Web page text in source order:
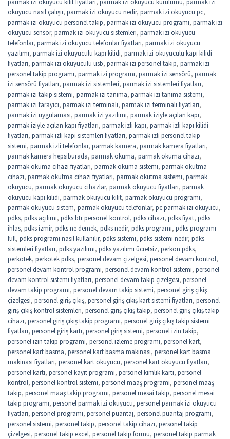
okuyucu nasıl çalışır, parmak izi okuyucu nedir, parmak izi okuyucu pc,
parmak izi okuyucu personel takip, parmak izi okuyucu programı, parmak izi
okuyucu sensör, parmak izi okuyucu sistemleri, parmak izi okuyucu
telefonlar, parmak izi okuyucu telefonlar fiyatları, parmak izi okuyucu
yazılımı, parmak izi okuyuculu kapı kilidi, parmak izi okuyuculu kapı kilidi
fiyatları, parmak izi okuyuculu usb, parmak izi personel takip, parmak izi
personel takip programı, parmak izi programı, parmak izi sensörü, parmak
izi sensörü fiyatları, parmak izi sistemleri, parmak izi sistemleri fiyatları,
parmak izi takip sistemi, parmak izi tanıma, parmak izi tanıma sistemi,
parmak izi tarayıcı, parmak izi terminali, parmak izi terminali fiyatları,
parmak izi uygulaması, parmak izi yazılımı, parmak iziyle açılan kapı,
parmak iziyle açılan kapı fiyatları, parmak izli kapı, parmak izli kapı kilidi
fiyatları, parmak izli kapı sistemleri fiyatları, parmak izli personel takip
sistemi, parmak izli telefonlar, parmak kamera, parmak kamera fiyatları,
parmak kamera hepsiburada, parmak okuma, parmak okuma cihazı,
parmak okuma cihazı fiyatları, parmak okuma sistemi, parmak okutma
cihazı, parmak okutma cihazı fiyatları, parmak okutma sistemi, parmak
okuyucu, parmak okuyucu cihazlar, parmak okuyucu fiyatları, parmak
okuyucu kapı kilidi, parmak okuyucu kilit, parmak okuyucu programı,
parmak okuyucu sistem, parmak okuyucu telefonlar, pc parmak izi okuyucu,
pdks, pdks açılımı, pdks btr personel kontrol, pdks cihazı, pdks fiyat, pdks
ihlas, pdks izmir, pdks ne demek, pdks nedir, pdks programı, pdks programı
full, pdks programı nasıl kullanılır, pdks sistemi, pdks sistemi nedir, pdks
sistemleri fiyatları, pdks yazılımı, pdks yazılımı ücretsiz, perkon pdks,
perkotek, perkotek pdks, personel devam çizelgesi, personel devam kontrol,
personel devam kontrol programı, personel devam kontrol sistemi, personel
devam kontrol sistemi fiyatları, personel devam takip çizelgesi, personel
devam takip programı, personel devam takip sistemi, personel giriş çikiş
çizelgesi, personel giriş çıkış, personel giriş çıkış kart sistemi fiyatları, personel
giriş çıkış kontrol sistemleri, personel giriş çıkış takip, personel giriş çıkış takip
cihazı, personel giriş çıkış takip programı, personel giriş çıkış takip sistemi
fiyatları, personel giriş kartı, personel giriş sistemi, personel izin takip,
personel izin takip programı, personel izleme programı, personel kart,
personel kart basma, personel kart basma makinası, personel kart basma
makinası fiyatları, personel kart okuyucu, personel kart okuyucu fiyatları,
personel kartı, personel kayıt programı, personel kimlik kartı, personel
kontrol, personel kontrol sistemi, personel maaş programı, personel maaş
takip, personel maaş takip programı, personel mesai takip, personel mesai
takip programı, personel parmak izi okuyucu, personel parmak izi okuyucu
fiyatları, personel programı, personel puantaj, personel puantaj programı,
personel sistemi, personel takip, personel takip cihazı, personel takip
çizelgesi, personel takip excel, personel takip formu, personel takip parmak